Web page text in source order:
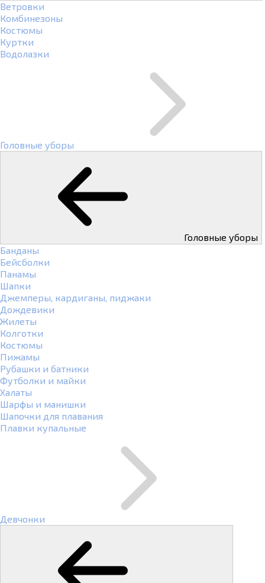
Ветровки
Комбинезоны
Костюмы
Куртки
Водолазки
Головные уборы
Головные уборы
Банданы
Бейсболки
Панамы
Шапки
Джемперы, кардиганы, пиджаки
Дождевики
Жилеты
Колготки
Костюмы
Пижамы
Рубашки и батники
Футболки и майки
Халаты
Шарфы и манишки
Шапочки для плавания
Плавки купальные
Девчонки